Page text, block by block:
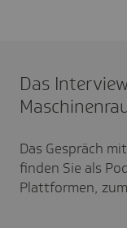
Das
Das Gespräch
finden Sie als
Plattformen,